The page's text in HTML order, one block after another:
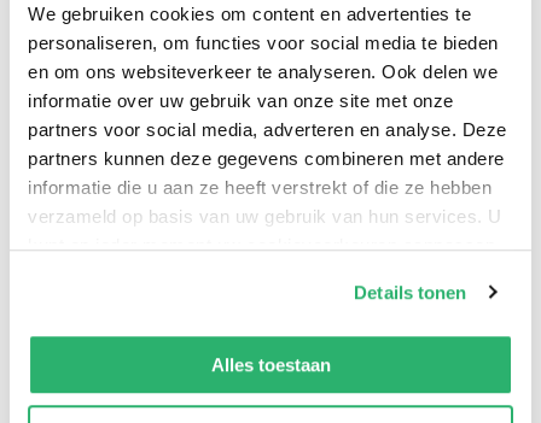
We gebruiken cookies om content en advertenties te
personaliseren, om functies voor social media te bieden
en om ons websiteverkeer te analyseren. Ook delen we
informatie over uw gebruik van onze site met onze
partners voor social media, adverteren en analyse. Deze
partners kunnen deze gegevens combineren met andere
informatie die u aan ze heeft verstrekt of die ze hebben
verzameld op basis van uw gebruik van hun services. U
kunt op ieder moment uw cookievoorkeuren aanpassen
We werken samen met13 derdendie uw gegevens
kunnen ontvangen en verwerken.
Details tonen
Alles toestaan
ontdekt onderweg dat mensen vriendelijk kunnen zijn
en welgemanierd. Maar ze merkt ook dat het niet
meevalt om een leven op te bouwen als je 19 jaar oud
en vrouw bent. Nadia komt terecht in de tentcity in
Victoria. Het leven is hard en de winter toch erg koud.
Andere bewoners van de tentcity verleiden haar om
droom blijven vasthouden? Een meeslepend verhaal
over de zoektocht naar volwassenheid. Doelgroep:
jongeren vanaf 15 jaar